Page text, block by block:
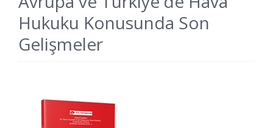
Hukuku Konusunda Son
Gelişmeler